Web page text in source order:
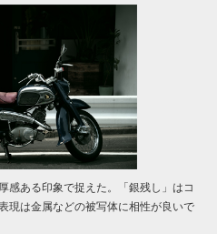
感ある印象で捉えた。「銀残し」はコ
現は金属などの被写体に相性が良いで